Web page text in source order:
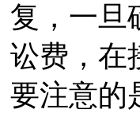
复，一旦
讼费，在
要注意的